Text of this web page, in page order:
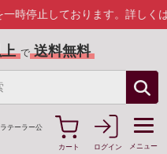
ております。詳しくはこちら
で 送料無料
ラテーラー公
カート
ログイン メニュー